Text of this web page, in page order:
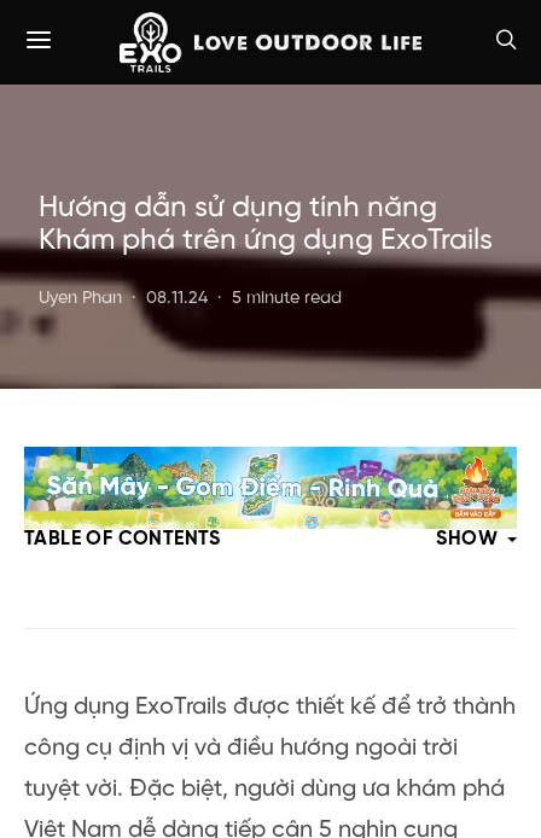
Hướng dẫn sử dụng tính năng
Khám phá trên ứng dụng ExoTrails
Uyen Phan 08.11.24 5 minute read
TABLE OF CONTENTS SHOW
Ứng dụng ExoTrails được thiết kế để trở thành
công cụ định vị và điều hướng ngoài trời
tuyệt vời. Đặc biệt, người dùng ưa khám phá
Việt Nam dễ dàng tiếp cận 5 nghìn cung